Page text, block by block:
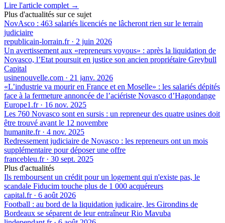
Lire l'article complet →
Plus d'actualités sur ce sujet
NovAsco : 463 salariés licenciés ne lâcheront rien sur le terrain
judiciaire
republicain-lorrain.fr· 2 juin 2026
Un avertissement aux «repreneurs voyous» : après la liquidation de
Novasco, l’Etat poursuit en justice son ancien propriétaire Greybull
Capital
usinenouvelle.com · 21 janv. 2026
«L’industrie va mourir en France et en Moselle» : les salariés dépités
face à la fermeture annoncée de l’aciériste Novasco d’Hagondange
Europe1.fr· 16 nov. 2025
Les 760 Novasco sont en sursis : un repreneur des quatre usines doit
être trouvé avant le 12 novembre
humanite.fr· 4 nov. 2025
Redressement judiciaire de Novasco : les repreneurs ont un mois
supplémentaire pour déposer une offre
francebleu.fr· 30 sept. 2025
Plus d'actualités
Ils remboursent un crédit pour un logement qui n'existe pas, le
scandale Fiducim touche plus de 1 000 acquéreurs
capital.fr· 6 août 2026
Football : au bord de la liquidation judicaire, les Girondins de
Bordeaux se séparent de leur entraîneur Rio Mavuba